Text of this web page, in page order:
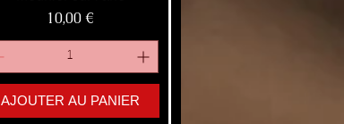
Prix
10,00 €
AJOUTER AU PANIER